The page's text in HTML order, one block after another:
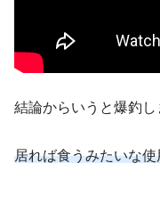
結論からいうと爆釣し
居れば食うみたいな